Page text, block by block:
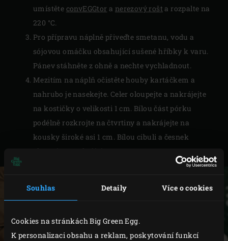
Souhlas Detaily Více o cookies
Cookies na stránkách Big Green Egg.
K personalizaci obsahu a reklam, poskytování funkcí
umístěte convEGGtor a nerezový rošt a rozpalte na
220 °C.
Pro přípravu náplně přiveďte smetanu, vodu a
sójovou omáčku obsahující sušené hříbky k varu.
Pánev stáhněte z ohně a nechte vychladnout.
Mezitím na náplň očistěte houby kartáčkem a
nahrubo je nasekejte. Celer oloupejte a nakrájejte
na kostičky o velikosti 1 cm. Bílou část pórku
podélně rozkrojte na čtvrtiny a nakrájejte na
kousky široké asi 1 cm. Bílou cibuli a česnek
oloupejte a nakrájejte.